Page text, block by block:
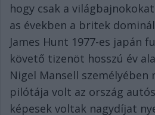
hogy csak a
as években a britek
James Hunt 1977-es japán
követő tizenöt hosszú év
Nigel Mansell személyében
pilótája volt az ország
képesek voltak nagydíjat